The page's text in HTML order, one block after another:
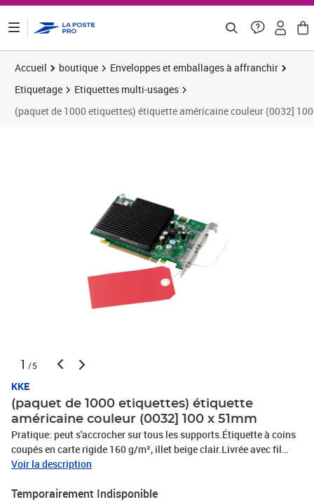
Accueil boutique
Enveloppes et emballages à affranchir
Etiquetage
Etiquettes multi-usages
(paquet de 1000 etiquettes) étiquette américaine couleur (0032]
1 /5
KKE
(paquet de 1000 etiquettes) étiquette
américaine couleur (0032] 100 x 51mm
Pratique: peut s'accrocher sur tous les supports.Étiquette à coins
coupés en carte rigide 160 g/m², illet beige clair.Livrée avec fil
métal de 300 mm posé, diamètre de lillet de renforcement: 5
JAUNEDimensions lxh (mm): 100X51
Voir la description
Temporairement Indisponible